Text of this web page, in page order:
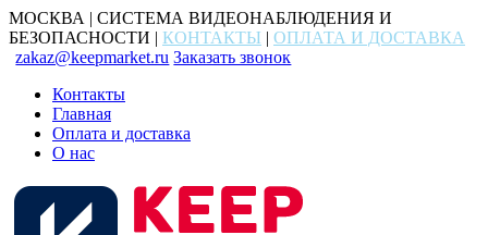
МОСКВА | СИСТЕМА ВИДЕОНАБЛЮДЕНИЯ И
БЕЗОПАСНОСТИ | КОНТАКТЫ | ОПЛАТА И ДОСТАВКА
zakaz@keepmarket.ru Заказать звонок
Контакты
Главная
Оплата и доставка
О нас